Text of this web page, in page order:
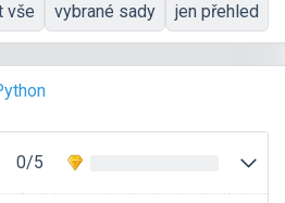
vše vybrané sady jen přehled
0/5